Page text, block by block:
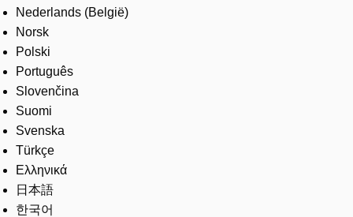
Nederlands (België)
Norsk
Polski
Português
Slovenčina
Suomi
Svenska
Türkçe
Ελληνικά
日本語
한국어